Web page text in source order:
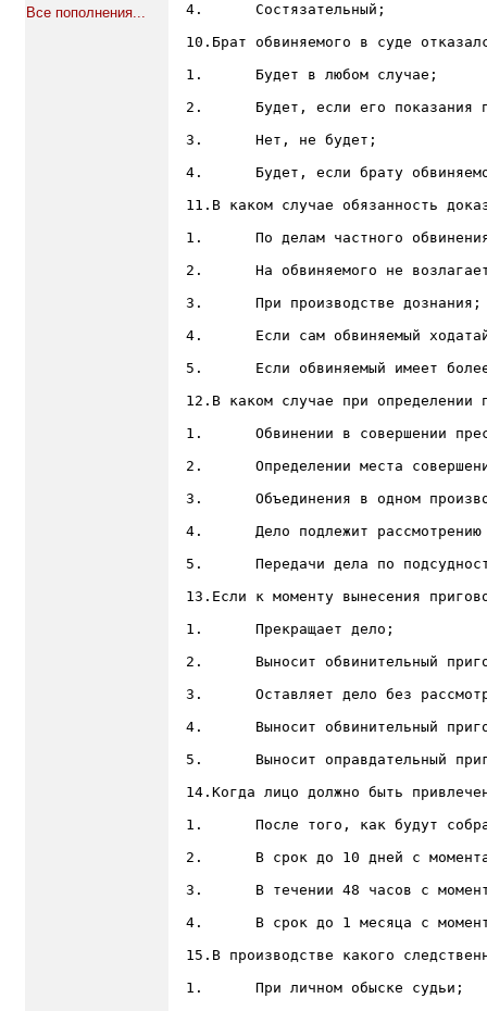
Все пополнения...
4.	Состязательный;
10.Брат обвиняемого в суде
1.	Будет в любом случае;
2.	Будет, если его показания подтверждаются совокупностью других доказательств;
3.	Нет, не будет;
4.	Будет, если брату обвиняемого следователь надлежащим образом разъяснил его право не свидетельствовать против близкого родственника;
11.В каком случае обязанность
1.	По делам частного обвинения;
2.	На обвиняемого не возлагается эта обязанность;
3.	При производстве дознания;
4.	Если сам обвиняемый ходатайствует об этом;
5.	Если обвиняемый имеет более двух защитников;
12.В каком случае при определении
1.	Обвинении в совершении преступления военнослужащего;
2.	Определении места совершения преступления;
3.	Объединения в одном производстве дел, подсудных различным судам;
4.	Дело подлежит рассмотрению судом с участием присяжных заседателей;
5.	Передачи дела по подсудности от вышестоящего суда к нижестоящему;
13.Если к моменту вынесения
1.	Прекращает дело;
2.	Выносит обвинительный приговор без назначения наказания;
3.	Оставляет дело без рассмотрения;
4.	Выносит обвинительный приговор с наказанием, не связанным с лишением свободы;
5.	Выносит оправдательный приговор;
14.Когда лицо должно быть
1.	После того, как будут собраны достаточные доказательства, дающие основания для предъявления обвинения;
2.	В срок до 10 дней с момента задержания лица в качестве подозреваемого;
3.	В течении 48 часов с момента задержания лица в качестве подозреваемого;
4.	В срок до 1 месяца с момента возбуждения уголовного дела;
15.В производстве какого
1.	При личном обыске судьи;